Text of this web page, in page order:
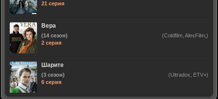
21 серия
Вера
(14 сезон)
2 серия
(Coldfilm, AlexFilm,)
Шарите
(3 сезон)
6 серия
(Ultradox, ETV+)